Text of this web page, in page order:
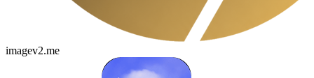
imagev2.me